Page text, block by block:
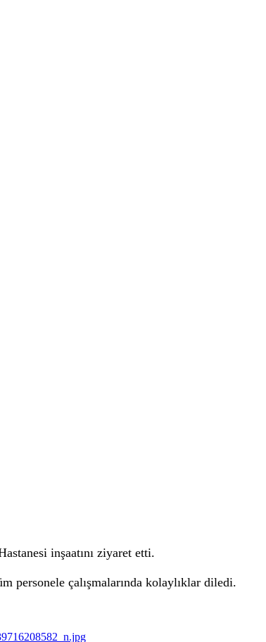
inşaatını ziyaret etti.
çalışmalarında kolaylıklar diledi.